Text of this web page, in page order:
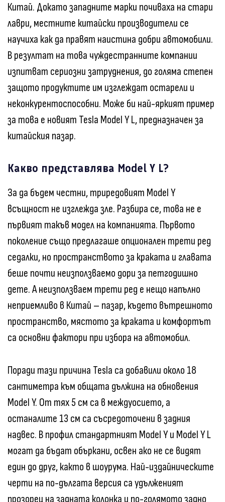
Китай. Докато западните марки почиваха на стари
лаври, местните китайски производители се
научиха как да правят наистина добри автомобили.
В резултат на това чуждестранните компании
изпитват сериозни затруднения, до голяма степен
защото продуктите им изглеждат остарели и
неконкурентоспособни. Може би най-яркият пример
за това е новият Tesla Model Y L, предназначен за
китайския пазар.
Какво представлява Model Y L?
За да бъдем честни, триредовият Model Y
всъщност не изглежда зле. Разбира се, това не е
първият такъв модел на компанията. Първото
поколение също предлагаше опционален трети ред
седалки, но пространството за краката и главата
беше почти неизползваемо дори за петгодишно
дете. А неизползваем трети ред е нещо напълно
неприемливо в Китай – пазар, където вътрешното
пространство, мястото за краката и комфортът
са основни фактори при избора на автомобил.
Поради тази причина Tesla са добавили около 18
сантиметра към общата дължина на обновения
Model Y. От тях 5 см са в междуосието, а
останалите 13 см са съсредоточени в задния
надвес. В профил стандартният Model Y и Model Y L
могат да бъдат объркани, освен ако не се видят
един до друг, както в шоурума. Най-издайническите
черти на по-дългата версия са удълженият